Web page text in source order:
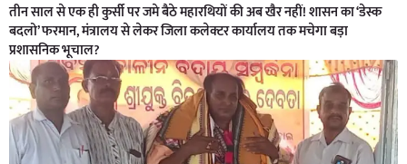
तीन साल से एक ही कुर्सी पर जमे बैठे महारथियों की अब खैर नहीं! शासन का ‘डेस्क
बदलो’ फरमान, मंत्रालय से लेकर जिला कलेक्टर कार्यालय तक मचेगा बड़ा
प्रशासनिक भूचाल?